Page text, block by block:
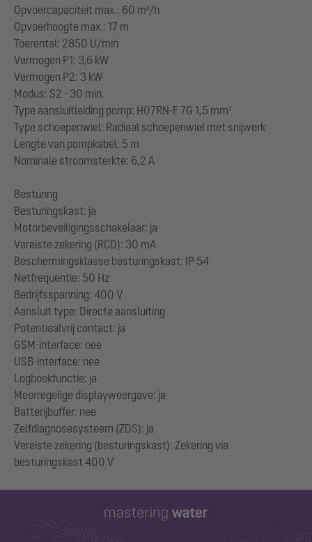
Opvoercapaciteit max.: 60 m³/h
Opvoerhoogte max.: 17 m
Toerental: 2850 U/min
Vermogen P1: 3,6 kW
Vermogen P2: 3 kW
Modus: S2 - 30 min.
Type aansluitleiding pomp: H07RN-F 7G 1,5 mm²
Type schoepenwiel: Radiaal schoepenwiel met snijwerk
Lengte van pompkabel: 5 m
Nominale stroomsterkte: 6,2 A
Besturing
Besturingskast: ja
Motorbeveiligingsschakelaar: ja
Vereiste zekering (RCD): 30 mA
Beschermingsklasse besturingskast: IP 54
Netfrequentie: 50 Hz
Bedrijfsspanning: 400 V
Aansluit type: Directe aansluiting
Potentiaalvrij contact: ja
GSM-interface: nee
USB-interface: nee
Logboekfunctie: ja
Meerregelige displayweergave: ja
Batterijbuffer: nee
Zelfdiagnosesysteem (ZDS): ja
Vereiste zekering (besturingskast): Zekering via